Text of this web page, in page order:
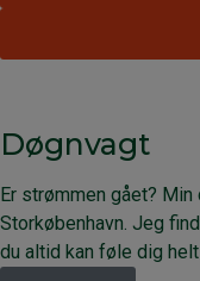
Døgnvagt
Er strømmen gået?
Storkøbenhavn. Jeg
du altid kan føle dig